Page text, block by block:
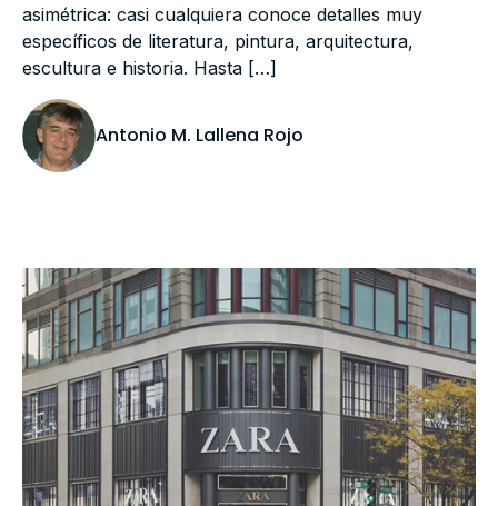
asimétrica: casi cualquiera conoce detalles muy
específicos de literatura, pintura, arquitectura,
escultura e historia. Hasta […]
Antonio M. Lallena Rojo